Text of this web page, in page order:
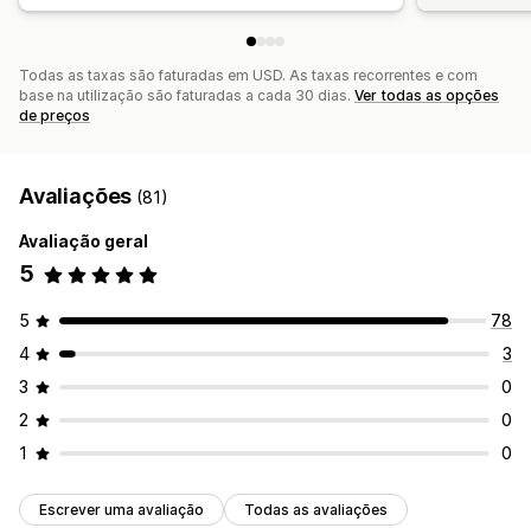
Todas as taxas são faturadas em USD. As taxas recorrentes e com
base na utilização são faturadas a cada 30 dias. Ver todas as opções
de preços
Avaliações (81)
Avaliação geral
5
5
78
4
3
3
0
2
0
1
0
Escrever uma avaliação Todas as avaliações